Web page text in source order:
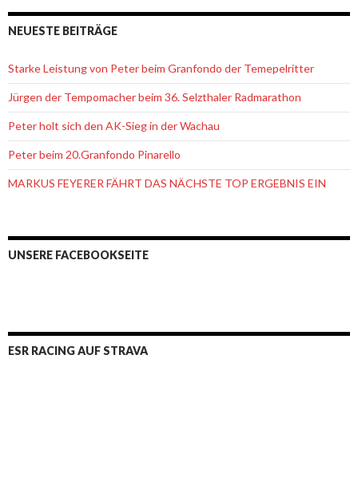
NEUESTE BEITRÄGE
Starke Leistung von Peter beim Granfondo der Temepelritter
Jürgen der Tempomacher beim 36. Selzthaler Radmarathon
Peter holt sich den AK-Sieg in der Wachau
Peter beim 20.Granfondo Pinarello
MARKUS FEYERER FÄHRT DAS NÄCHSTE TOP ERGEBNIS EIN
UNSERE FACEBOOKSEITE
ESR RACING AUF STRAVA